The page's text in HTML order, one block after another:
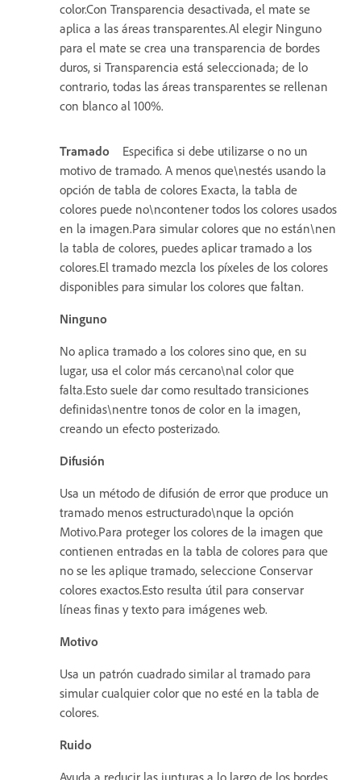
color.Con Transparencia desactivada, el mate se
aplica a las áreas transparentes.Al elegir Ninguno
para el mate se crea una transparencia de bordes
duros, si Transparencia está seleccionada; de lo
contrario, todas las áreas transparentes se rellenan
con blanco al 100%.
Tramado
Especifica si debe utilizarse o no un
motivo de tramado. A menos que\nestés usando la
opción de tabla de colores Exacta, la tabla de
colores puede no\ncontener todos los colores usados
en la imagen.Para simular colores que no están\nen
la tabla de colores, puedes aplicar tramado a los
colores.El tramado mezcla los píxeles de los colores
disponibles para simular los colores que faltan.
Ninguno
No aplica tramado a los colores sino que, en su
lugar, usa el color más cercano\nal color que
falta.Esto suele dar como resultado transiciones
definidas\nentre tonos de color en la imagen,
creando un efecto posterizado.
Difusión
Usa un método de difusión de error que produce un
tramado menos estructurado\nque la opción
Motivo.Para proteger los colores de la imagen que
contienen entradas en la tabla de colores para que
no se les aplique tramado, seleccione Conservar
colores exactos.Esto resulta útil para conservar
líneas finas y texto para imágenes web.
Motivo
Usa un patrón cuadrado similar al tramado para
simular cualquier color que no esté en la tabla de
colores.
Ruido